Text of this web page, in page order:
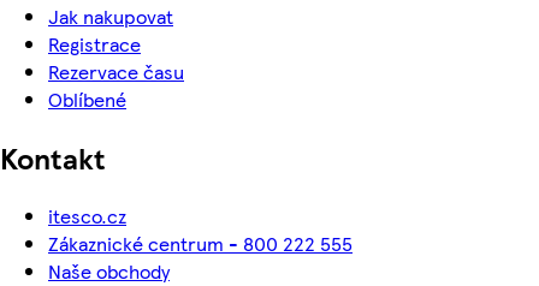
Jak nakupovat
Registrace
Rezervace času
Oblíbené
Kontakt
itesco.cz
Zákaznické centrum - 800 222 555
Naše obchody